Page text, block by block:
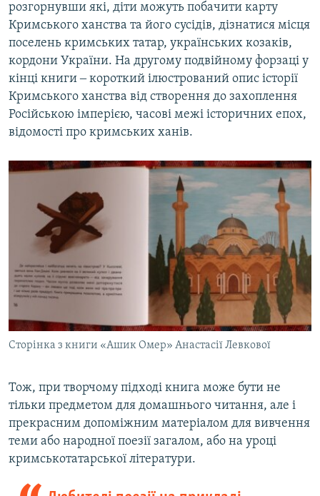
розгорнувши які, діти можуть побачити карту
Кримського ханства та його сусідів, дізнатися місця
поселень кримських татар, українських козаків,
кордони України. На другому подвійному форзаці у
кінці книги ‒ короткий ілюстрований опис історії
Кримського ханства від створення до захоплення
Російською імперією, часові межі історичних епох,
відомості про кримських ханів.
Сторінка з книги «Ашик Омер» Анастасії Левкової
Тож, при творчому підході книга може бути не
тільки предметом для домашнього читання, але і
прекрасним допоміжним матеріалом для вивчення
теми або народної поезії загалом, або на уроці
кримськотатарської літератури.